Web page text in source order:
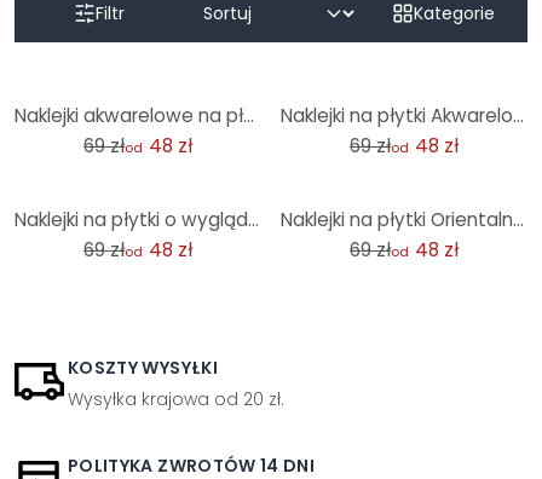
Filtr Kategorie
Naklejki akwarelowe na płytki w stylu śródziemnomorskim - zestaw 12 sztuk
69 złod 48 zł
Naklejki na płytki Akwarelowy kwiat - niebieski - zestaw 12 sztuk
69 złod 48 zł
Naklejki na płytki o wyglądzie betonu 01 - zestaw 12 sztuk
69 złod 48 zł
Naklejki na płytki Orientalne płytki niebieskie - zestaw 12 sztuk
69 złod 48 zł
KOSZTY WYSYŁKI
Wysyłka krajowa od 20 zł.
POLITYKA ZWROTÓW 14 DNI